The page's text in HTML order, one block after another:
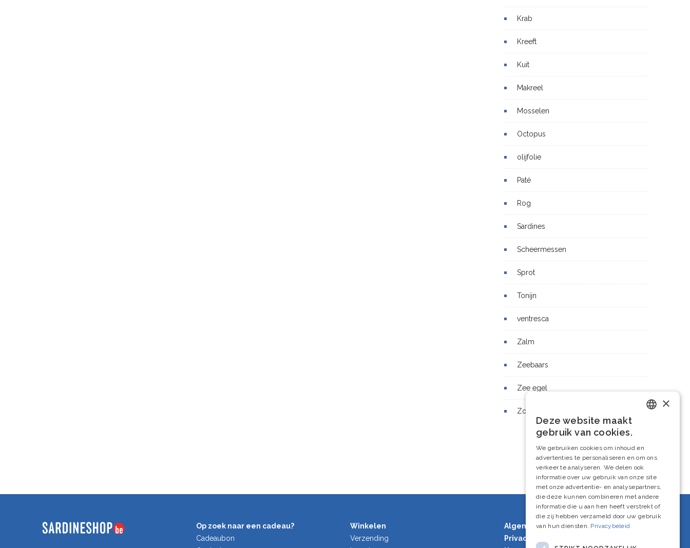
Krab
Kreeft
Kuit
Makreel
Mosselen
Octopus
olijfolie
Paté
Rog
Sardines
Scheermessen
Sprot
Tonijn
ventresca
Zalm
Zeebaars
Zee egel
Zonnevis
Op zoek naar een cadeau?
Cadeaubon
Winkelen
Verzending
Algemene voorwaarden
Privacy Policy
×
Deze website maakt
gebruik van cookies.
We gebruiken cookies om inhoud en
advertenties te personaliseren en om ons
verkeer te analyseren. We delen ook
informatie over uw gebruik van onze site
met onze advertentie- en analysepartners,
die deze kunnen combineren met andere
informatie die u aan hen heeft verstrekt of
die zij hebben verzameld door uw gebruik
van hun diensten. Privacybeleid